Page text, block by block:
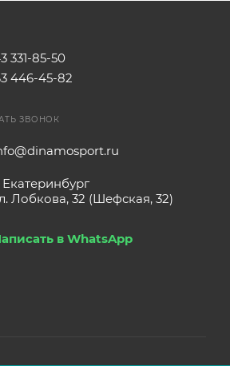
331-85-50
446-45-82
ЗВОНОК
Екатеринбург
Лобкова, 32 (Шефская, 32)
в WhatsApp